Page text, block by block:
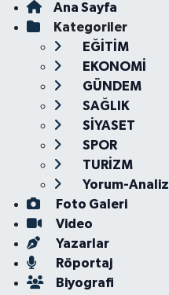
Ana Sayfa
Kategoriler
EĞİTİM
EKONOMİ
GÜNDEM
SAĞLIK
SİYASET
SPOR
TURİZM
Yorum-Analiz
Foto Galeri
Video
Yazarlar
Röportaj
Biyografi